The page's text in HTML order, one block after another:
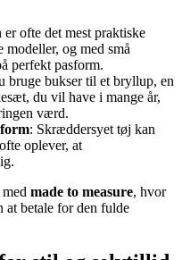
ofte det mest praktiske
og med små
perfekt pasform.
bruge bukser til et bryllup, en
du vil have i mange år,
værd.
: Skræddersyet tøj kan
oplever, at
made to measure, hvor
at betale for den fulde